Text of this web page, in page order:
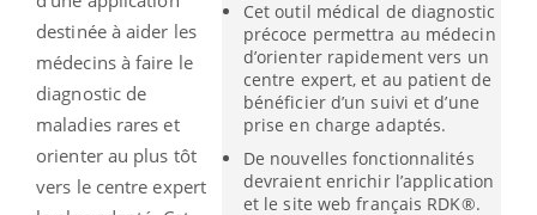
Cet outil médical de diagnostic
précoce permettra au médecin
d’orienter rapidement vers un
centre expert, et au patient de
bénéficier d’un suivi et d’une
prise en charge adaptés.
De nouvelles fonctionnalités
devraient enrichir l’application
et le site web français RDK®.
destinée à aider les
médecins à faire le
diagnostic de
maladies rares et
orienter au plus tôt
vers le centre expert